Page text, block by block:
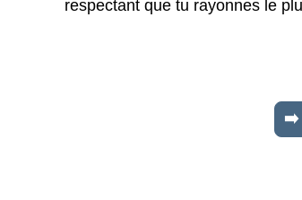
respectant que tu rayonnes le
➡️